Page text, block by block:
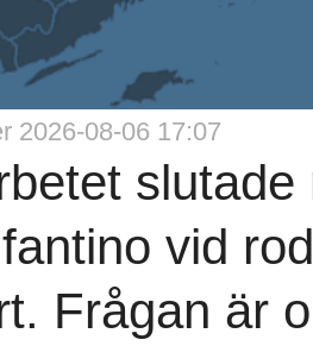
2026-08-06 17:07
vid
Frågan är